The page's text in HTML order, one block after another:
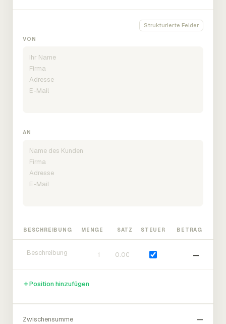
Strukturierte Felder
VON
AN
BESCHREIBUNG MENGE SATZ STEUER BETRAG
—
Position hinzufügen
Zwischensumme
—